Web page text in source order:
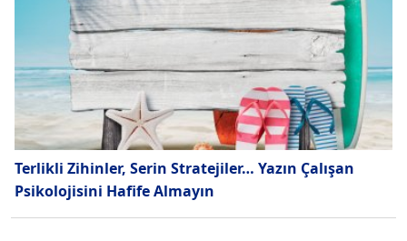
Terlikli Zihinler, Serin Stratejiler… Yazın Çalışan
Psikolojisini Hafife Almayın